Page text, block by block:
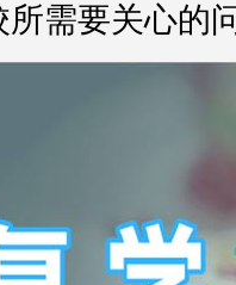
所需要关心的